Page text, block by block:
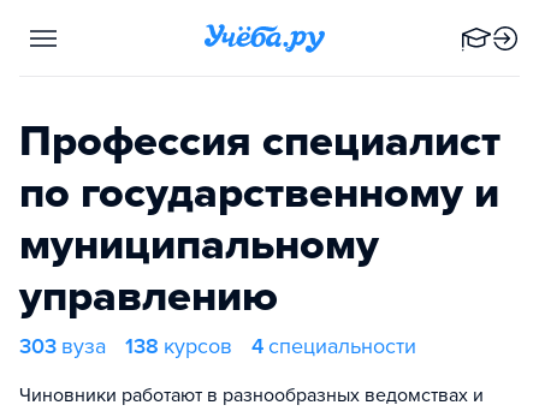
Профессия специалист
по государственному и
муниципальному
управлению
303 вуза 138 курсов 4специальности
Чиновники работают в разнообразных ведомствах и